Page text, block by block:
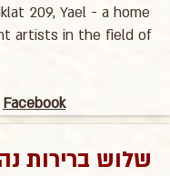
209, Yael - a home
artists in the field of
Facebook
שלוש ברירות